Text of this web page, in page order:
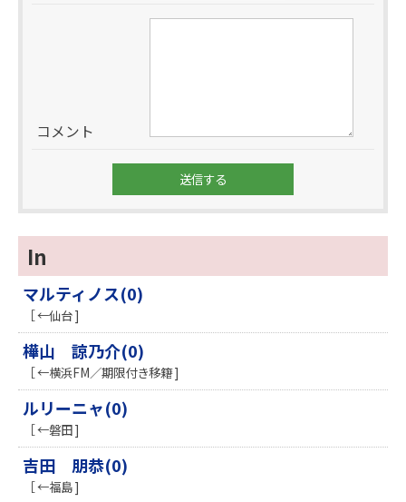
コメント
In
マルティノス(0)
［ ←仙台 ]
樺山 諒乃介(0)
［ ←横浜FM／期限付き移籍 ]
ルリーニャ(0)
［ ←磐田 ]
吉田 朋恭(0)
［ ←福島 ]